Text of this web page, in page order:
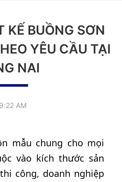
KẾ BUỒNG SƠN
YÊU CẦU TẠI
NAI
AM
mẫu chung cho mọi
vào kích thước sản
công, doanh nghiệp